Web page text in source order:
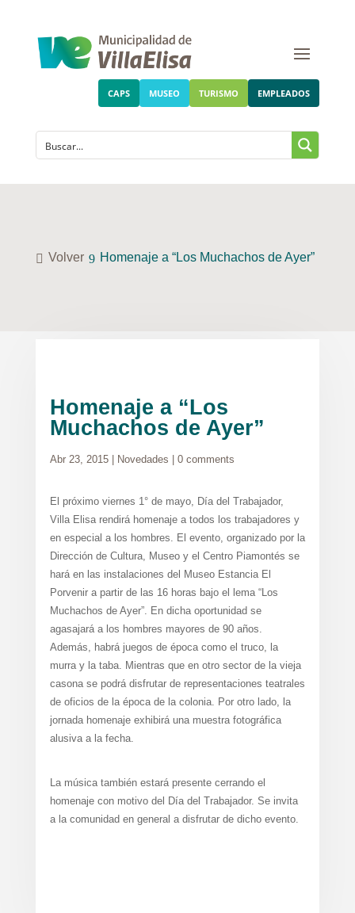
CAPS MUSEO TURISMO EMPLEADOS
Volver Homenaje a “Los Muchachos de Ayer”
Homenaje a “Los
Muchachos de Ayer”
Abr 23, 2015| Novedades 0 comments
El próximo viernes 1° de mayo, Día del Trabajador,
Villa Elisa rendirá homenaje a todos los trabajadores y
en especial a los hombres. El evento, organizado por la
Dirección de Cultura, Museo y el Centro Piamontés se
hará en las instalaciones del Museo Estancia El
Porvenir a partir de las 16 horas bajo el lema “Los
Muchachos de Ayer”. En dicha oportunidad se
agasajará a los hombres mayores de 90 años.
Además, habrá juegos de época como el truco, la
murra y la taba. Mientras que en otro sector de la vieja
casona se podrá disfrutar de representaciones teatrales
de oficios de la época de la colonia. Por otro lado, la
jornada homenaje exhibirá una muestra fotográfica
alusiva a la fecha.
La música también estará presente cerrando el
homenaje con motivo del Día del Trabajador. Se invita
a la comunidad en general a disfrutar de dicho evento.